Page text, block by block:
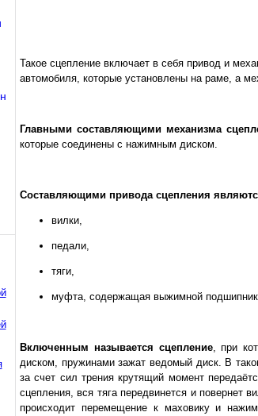
Такое сцепление включает в себя привод и
автомобиля, которые установлены на раме, а
Главными составляющими механизма
которые соединены с нажимным диском.
Составляющими привода сцепления
вилки,
педали,
тяги,
муфта, содержащая выжимной подшипник
Включенным называется сцепление, при
диском, пружинами зажат ведомый диск. В
за счет сил трения крутящий момент
сцепления, вся тяга передвинется и повернет
происходит перемещение к маховику и